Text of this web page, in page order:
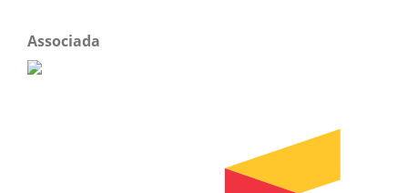
Associada